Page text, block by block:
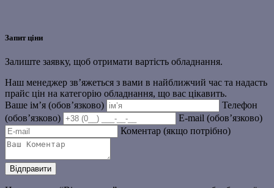
Запит ціни
Залиште заявку, щоб отримати вартість обладнання.
Наш менеджер зв’яжеться з вами в найближчий час та надасть
прайс цін на категорію обладнання, що вас цікавить.
Ваше ім’я (обов’язково)
Телефон
(обов’язково)
E-mail (обов’язково)
Коментар (якщо потрібно)